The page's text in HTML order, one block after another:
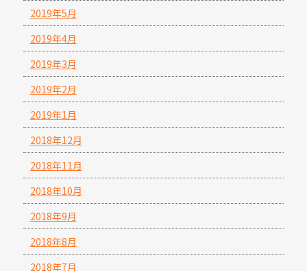
2019年5月
2019年4月
2019年3月
2019年2月
2019年1月
2018年12月
2018年11月
2018年10月
2018年9月
2018年8月
2018年7月